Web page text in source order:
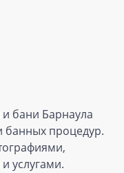
и бани Барнаула
банных процедур.
услугами.